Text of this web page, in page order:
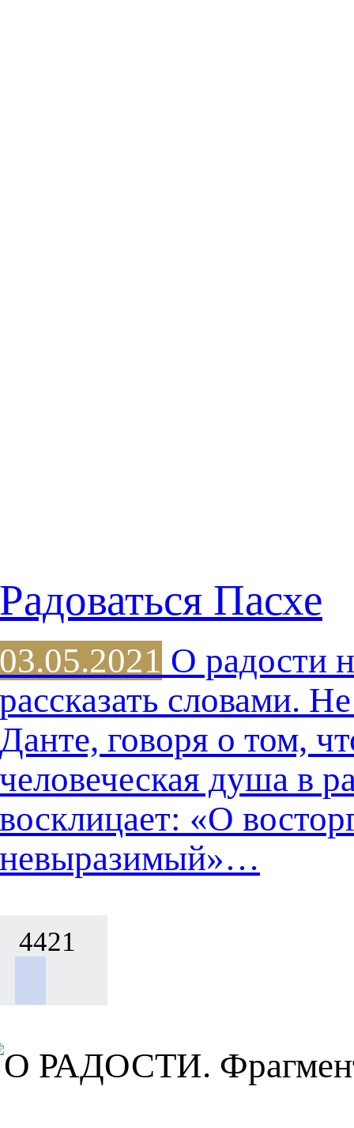
Радоваться Пасхе
03.05.2021 О радости
рассказать словами.
Данте, говоря о том,
человеческая душа в
восклицает: «О
невыразимый»…
4421